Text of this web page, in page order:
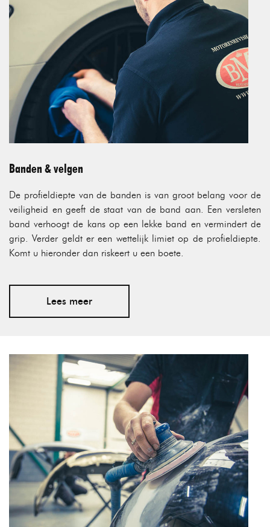
Banden & velgen
De profieldiepte van de banden is van groot belang voor de
veiligheid en geeft de staat van de band aan. Een versleten
band verhoogt de kans op een lekke band en vermindert de
grip. Verder geldt er een wettelijk limiet op de profieldiepte.
Komt u hieronder dan riskeert u een boete.
Lees meer